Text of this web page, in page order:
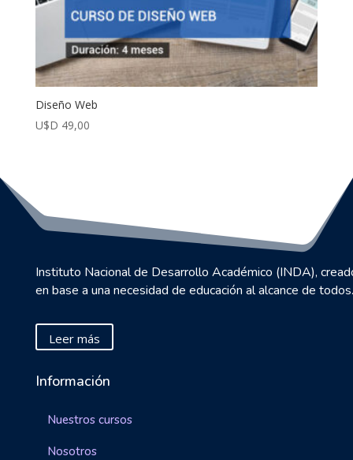
Diseño Web
U$D 49,00
Instituto Nacional de Desarrollo Académico (INDA),
en base a una necesidad de educación al alcance de todos.
Leer más
Información
Nuestros cursos
Nosotros